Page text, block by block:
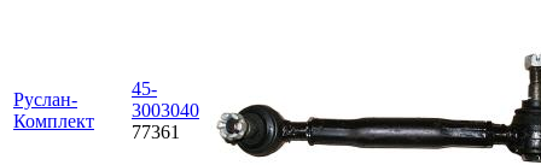
Руслан-
Комплект
45-
3003040
77361